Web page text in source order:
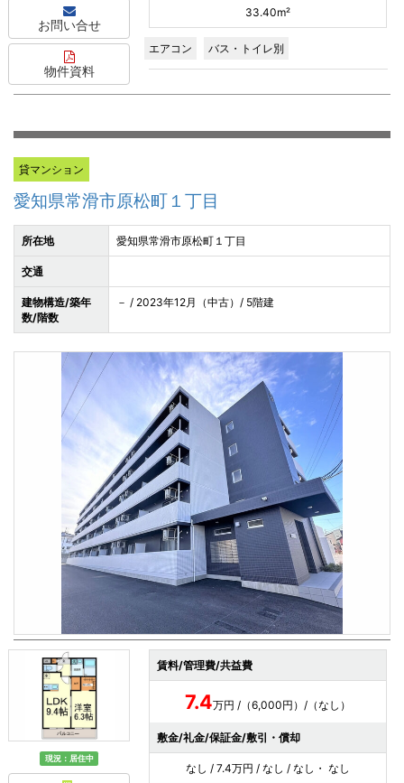
お問い合せ
物件資料
33.40m²
エアコン バス・トイレ別
貸マンション
愛知県常滑市原松町１丁目
所在地 愛知県常滑市原松町１丁目
交通
建物構造/築年
数/階数
－ / 2023年12月（中古）/ 5階建
現況：居住中
賃料/管理費/共益費
7.4万円 /（6,000円）/（なし）
敷金/礼金/保証金/敷引・償却
なし / 7.4万円 / なし / なし・ なし